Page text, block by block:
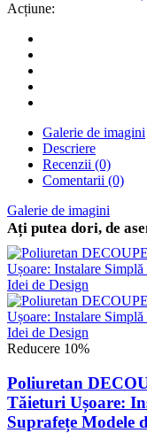
Acțiune:
Galerie de imagini
Descriere
Recenzii (0)
Comentarii (0)
Galerie de imagini
Ați putea dori, de
Reducere 10%
Poliuretan
Tăieturi Ușoare:
Suprafețe Modele